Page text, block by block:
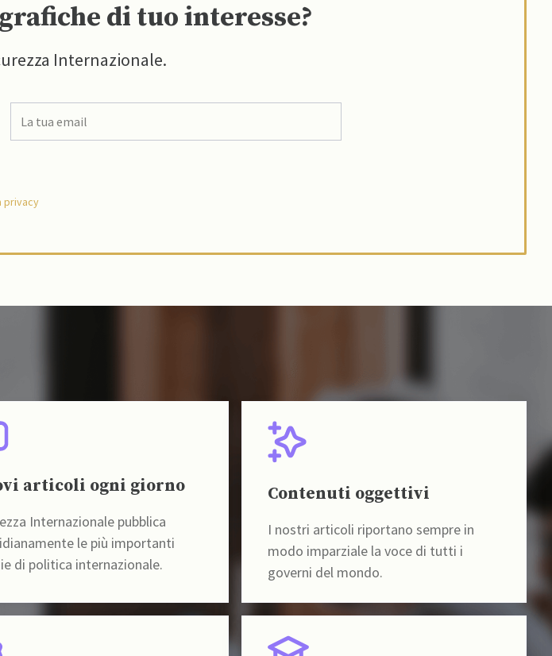
di tuo interesse?
Internazionale.
privacy
articoli ogni giorno
Internazionale pubblica
le più importanti
di politica internazionale.
Contenuti oggettivi
I nostri articoli riportano sempre in
modo imparziale la voce di tutti i
governi del mondo.